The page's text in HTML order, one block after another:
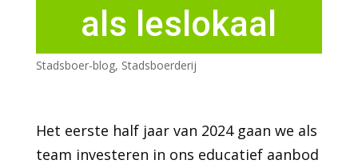
als leslokaal
Stadsboer-blog, Stadsboerderij
Het eerste half jaar van 2024 gaan we als
team investeren in ons educatief aanbod